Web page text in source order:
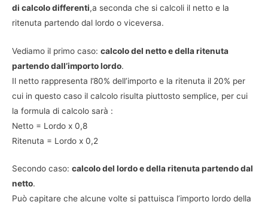
di calcolo differenti,a seconda che si calcoli il netto e la
ritenuta partendo dal lordo o viceversa.
Vediamo il primo caso: calcolo del netto e della ritenuta
partendo dall’importo lordo.
Il netto rappresenta l’80% dell’importo e la ritenuta il 20% per
cui in questo caso il calcolo risulta piuttosto semplice, per cui
la formula di calcolo sarà :
Netto = Lordo x 0,8
Ritenuta = Lordo x 0,2
Secondo caso: calcolo del lordo e della ritenuta partendo dal
netto.
Può capitare che alcune volte si pattuisca l’importo lordo della